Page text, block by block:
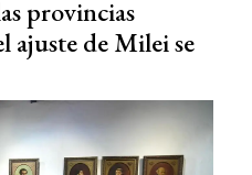
provincias
ajuste de Milei se